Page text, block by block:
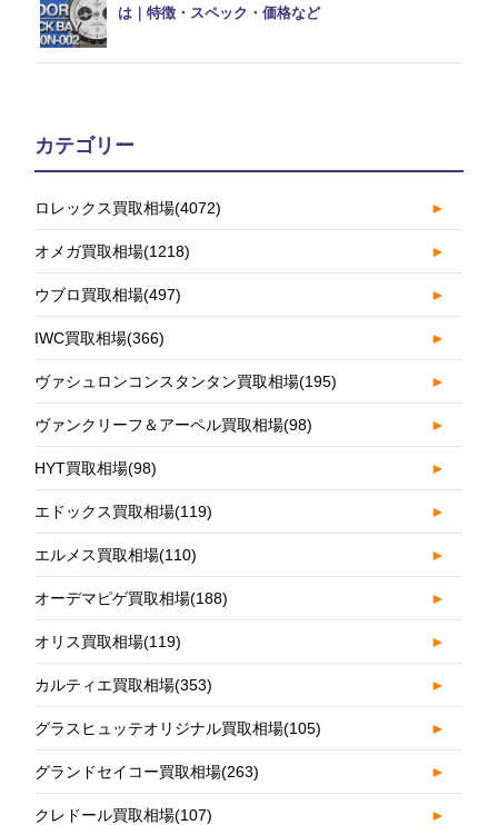
は｜特徴・スペック・価格など
カテゴリー
ロレックス買取相場(4072) ►
オメガ買取相場(1218) ►
ウブロ買取相場(497) ►
IWC買取相場(366) ►
ヴァシュロンコンスタンタン買取相場(195) ►
ヴァンクリーフ＆アーペル買取相場(98) ►
HYT買取相場(98) ►
エドックス買取相場(119) ►
エルメス買取相場(110) ►
オーデマピゲ買取相場(188) ►
オリス買取相場(119) ►
カルティエ買取相場(353) ►
グラスヒュッテオリジナル買取相場(105) ►
グランドセイコー買取相場(263) ►
クレドール買取相場(107) ►